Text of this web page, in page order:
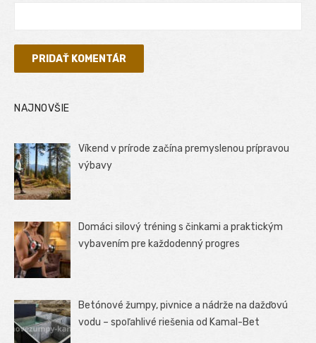
NAJNOVŠIE
Víkend v prírode začína premyslenou prípravou
výbavy
Domáci silový tréning s činkami a praktickým
vybavením pre každodenný progres
Betónové žumpy, pivnice a nádrže na dažďovú
vodu – spoľahlivé riešenia od Kamal-Bet